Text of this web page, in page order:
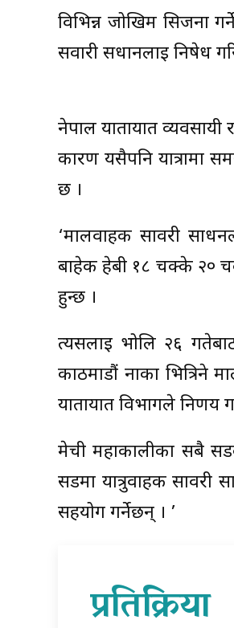
विभिन्न जोखिम सिर्जना
सवारी सधानलाई निषेध
नेपाल यातायात व्यवसायी
कारण यसैपनि यात्रामा
छ ।
‘मालवाहक सावरी
बाहेक हेबी १८ चक्के २०
हुन्छ ।
त्यसलाई भोलि २६
काठमाडौं नाका भित्रिने
यातायात विभागले
मेची महाकालीका सबै
सडमा यात्रुवाहक सावरी
सहयोग गर्नेछन् । ’
प्रतिक्रिया